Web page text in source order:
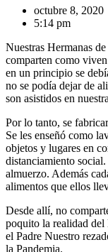
octubre 8, 2020
5:14 pm
Nuestras Hermanas
comparten como
en un principio se
no se podía dejar de
son asistidos en
Por lo tanto, se
Se les enseñó como
objetos y lugares en
distanciamiento
almuerzo. Además
alimentos que ellos
Desde allí, no
poquito la realidad
el Padre Nuestro
la Pandemia.